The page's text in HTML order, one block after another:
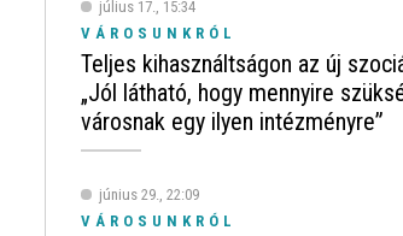
július 17., 15:34
VÁROSUNKRÓL
Teljes kihasználtságon az új
„Jól látható, hogy mennyire
városnak egy ilyen intézményre”
június 29., 22:09
VÁROSUNKRÓL